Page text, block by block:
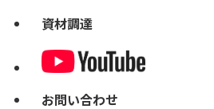
資材調達
お問い合わせ